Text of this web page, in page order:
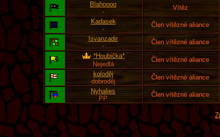
Blahoooo
-
Vítěz
Kadasek
-
Člen vítězné aliance
Isvanzadir
-
Člen vítězné aliance
*Houbička*
Nejedlá
Člen vítězné aliance
koloděj
dobroděj
Člen vítězné aliance
Nyhalies
PP
Člen vítězné aliance